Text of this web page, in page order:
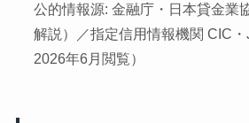
公的情報源: 金融庁・日本貸金業
解説）／指定信用情報機関 CIC
2026年6月閲覧）